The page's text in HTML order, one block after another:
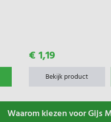
€ 1,19
Bekijk product
Waarom kiezen voor Gijs